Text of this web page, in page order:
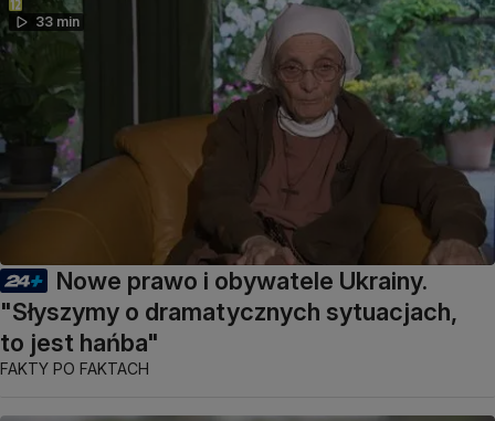
33 min
Nowe prawo i obywatele Ukrainy.
"Słyszymy o dramatycznych sytuacjach,
to jest hańba"
FAKTY PO FAKTACH